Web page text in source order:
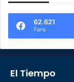
62.621
Fans
El Tiempo